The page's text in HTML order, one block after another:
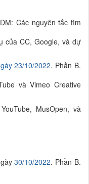
Các nguyên tắc tìm
của CC, Google, và dự
23/10/2022. Phần B.
và Vimeo Creative
MusOpen, và
30/10/2022. Phần B.